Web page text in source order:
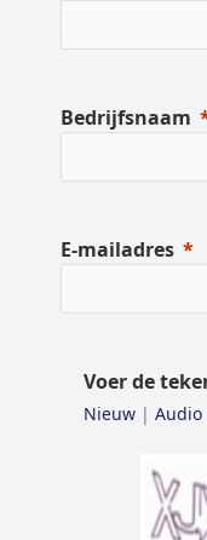
Bedrijfsnaam
E-mailadres
Voer de
Nieuw | Audio